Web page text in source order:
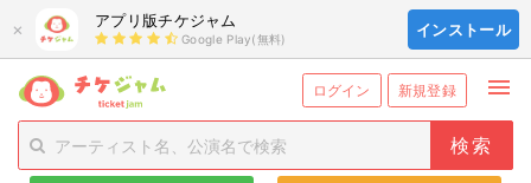
× アプリ版チケジャム
Google Play(無料) インストール
ログイン 新規登録 menu
person_add 新規会員登録 exit_to_app ログイン
チケットを探す